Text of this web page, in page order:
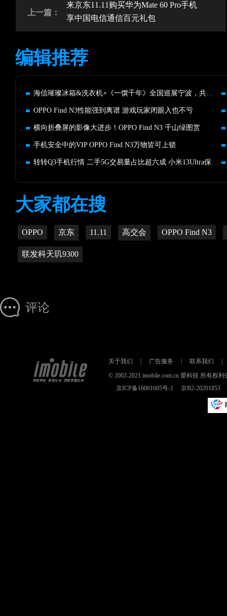
上一篇：
来京东11.11购买华为Mate 60 Pro手机
享中国电信通信百元礼包
编辑推荐
海信璀璨冰箱&洗衣机×《一馔千年》全国巡展宁波，共启璀璨生活！
OPPO Find N3性能强到离谱 游戏玩家闭眼入也不亏
横向折叠屏的影像大进步！OPPO Find N3 千山绿图赏
手机安全中的VIP OPPO Find N3万物皆可上锁
转转Q3手机行情 二手5G交易量占比超六成 小米13Ultra保值率第一
大家都在搜
OPPO 京东 11.11 高交会 OPPO Find N3
联发科天玑9300
评论
关于我们 广告服务 联系我们
© 2002-2021 imobile.com.cn 爱科技 所有权
京ICP备16061605号-1
京B2-20201853